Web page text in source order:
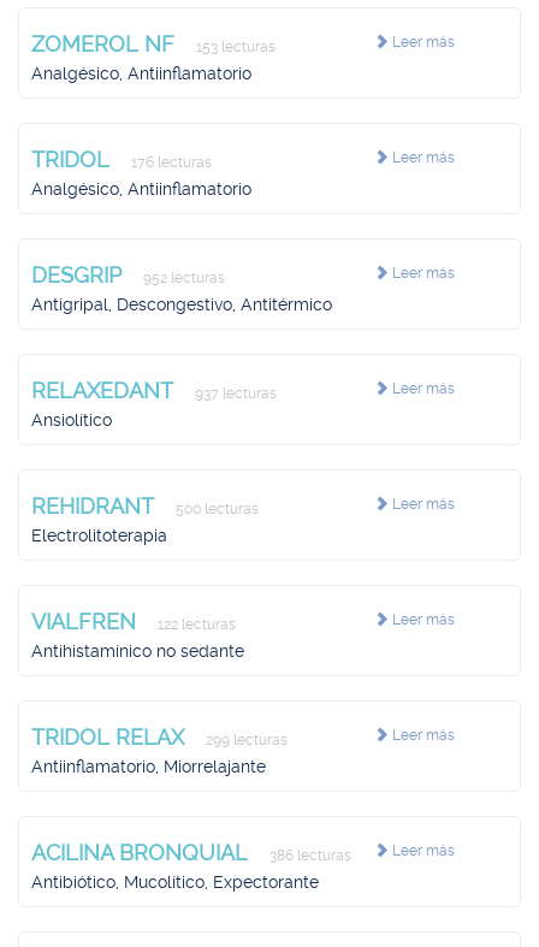
Leer más
ZOMEROL NF 153 lecturas
Analgésico, Antiinflamatorio
Leer más
TRIDOL 176 lecturas
Analgésico, Antiinflamatorio
Leer más
DESGRIP 952 lecturas
Antigripal, Descongestivo, Antitérmico
Leer más
RELAXEDANT 937 lecturas
Ansiolítico
Leer más
REHIDRANT 500 lecturas
Electrolitoterapia
Leer más
VIALFREN 122 lecturas
Antihistamínico no sedante
Leer más
TRIDOL RELAX 299 lecturas
Antiinflamatorio, Miorrelajante
Leer más
ACILINA BRONQUIAL 386 lecturas
Antibiótico, Mucolítico, Expectorante